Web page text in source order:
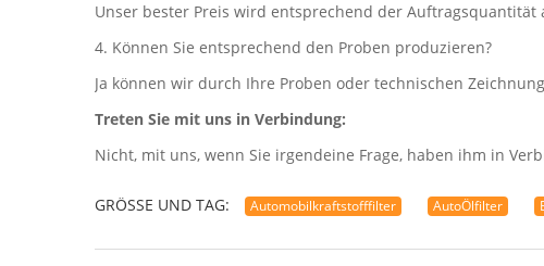
Unser bester Preis wird entsprechend der
4. Können Sie entsprechend den Proben produzieren?
Ja können wir durch Ihre Proben oder technischen
Treten Sie mit uns in Verbindung:
Nicht, mit uns, wenn Sie irgendeine Frage, haben ihm in
GRÖSSE UND TAG: Automobilkraftstofffilter AutoÖlfilter